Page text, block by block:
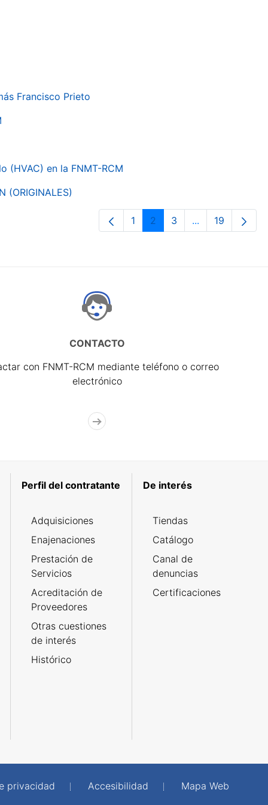
Francisco Prieto
(HVAC) en la FNMT-RCM
Página
1 Página
2 Página
3 ...PáginasPágina
19
CONTACTO
con FNMT-RCM mediante teléfono o correo
electrónico
Perfil del contratante
Adquisiciones
Enajenaciones
Prestación de
Servicios
Acreditación de
Proveedores
Otras cuestiones
de interés
Histórico
De interés
Tiendas
Catálogo
Canal de
denuncias
Certificaciones
privacidad Accesibilidad
Mapa Web